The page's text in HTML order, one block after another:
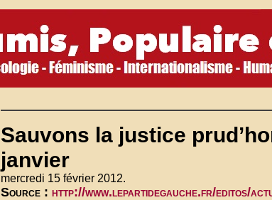
Sauvons la justice
janvier
mercredi 15 février 2012.
Source :http://www.lepartidegauche.fr/editos/